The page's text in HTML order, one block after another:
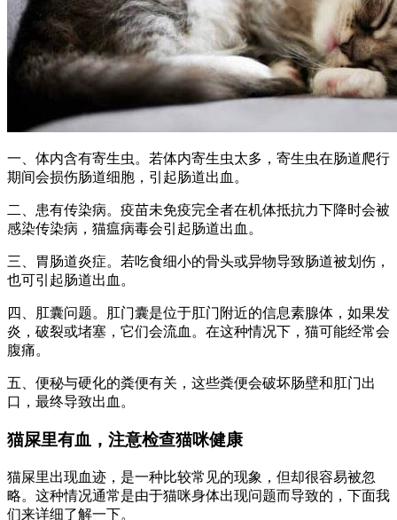
一、体内含有寄生虫。若体内寄生虫太多，寄生虫在肠道爬行
期间会损伤肠道细胞，引起肠道出血。
二、患有传染病。疫苗未免疫完全者在机体抵抗力下降时会被
感染传染病，猫瘟病毒会引起肠道出血。
三、胃肠道炎症。若吃食细小的骨头或异物导致肠道被划伤，
也可引起肠道出血。
四、肛囊问题。肛门囊是位于肛门附近的信息素腺体，如果发
炎，破裂或堵塞，它们会流血。在这种情况下，猫可能经常会
腹痛。
五、便秘与硬化的粪便有关，这些粪便会破坏肠壁和肛门出
口，最终导致出血。
猫屎里有血，注意检查猫咪健康
猫屎里出现血迹，是一种比较常见的现象，但却很容易被忽
略。这种情况通常是由于猫咪身体出现问题而导致的，下面我
们来详细了解一下。